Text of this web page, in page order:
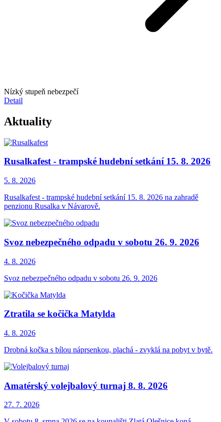
Nízký stupeň nebezpečí
Detail
Aktuality
Rusalkafest - trampské hudební setkání 15. 8. 2026
5. 8. 2026
Rusalkafest - trampské hudební setkání 15. 8. 2026 na zahradě
penzionu Rusalka v Návarově.
Svoz nebezpečného odpadu v sobotu 26. 9. 2026
4. 8. 2026
Svoz nebezpečného odpadu v sobotu 26. 9. 2026
Ztratila se kočička Matylda
4. 8. 2026
Drobná kočka s bílou náprsenkou, plachá - zvyklá na pobyt v bytě.
Amatérský volejbalový turnaj 8. 8. 2026
27. 7. 2026